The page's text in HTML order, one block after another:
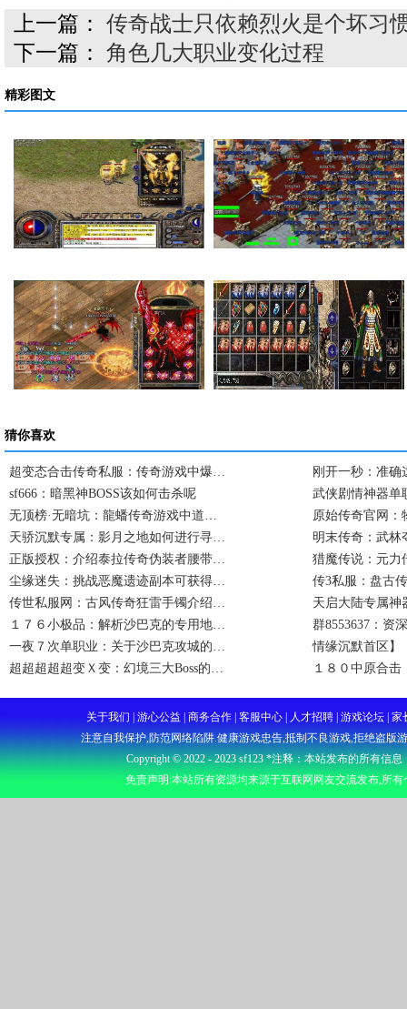
上一篇： 传奇战士只依赖烈火是个坏习
下一篇： 角色几大职业变化过程
精彩图文
在传奇私服里面如何… 法师的感化也就是提…
猜你喜欢
超变态合击传奇私服：传奇游戏中爆…
刚开一秒：准
sf666：暗黑神BOSS该如何击杀呢
武侠剧情神器
无顶榜·无暗坑：龍蟠传奇游戏中道…
原始传奇官网
天骄沉默专属：影月之地如何进行寻…
明末传奇：武
正版授权：介绍泰拉传奇伪装者腰带…
猎魔传说：元
尘缘迷失：挑战恶魔遗迹副本可获得…
传3私服：盘古
传世私服网：古风传奇狂雷手镯介绍…
天启大陆专属
１７６小极品：解析沙巴克的专用地…
群8553637：资
一夜７次单职业：关于沙巴克攻城的…
情缘沉默首区
超超超超超变Ｘ变：幻境三大Boss的…
１８０中原合
关于我们 | 游心公益 | 商务合作 | 客服中心 | 人才招聘 | 游戏论坛 |
注意自我保护,防范网络陷阱.健康游戏忠告,抵制不良游戏,拒绝盗版
Copyright © 2022 - 2023sf123*注释：本站发布的所有信息
免责声明:本站所有资源均来源于互联网网友交流发布,所